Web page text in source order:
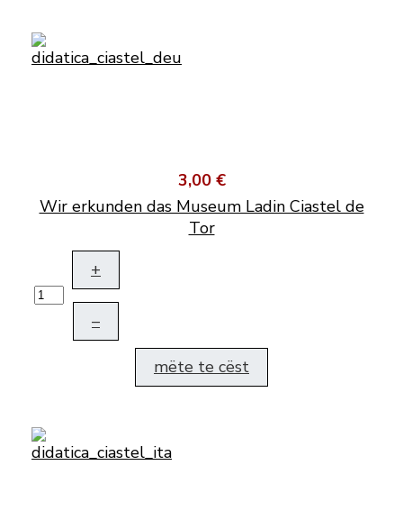
3,00 €
Wir erkunden das Museum Ladin Ciastel de
Tor
+
–
mëte te cëst